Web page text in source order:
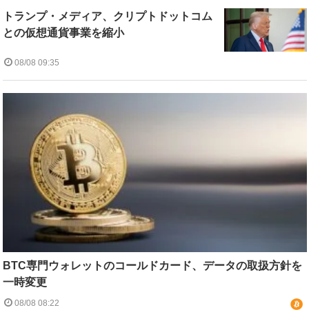
トランプ・メディア、クリプトドットコム
との仮想通貨事業を縮小
08/08 09:35
BTC専門ウォレットのコールドカード、データの取扱方針を
一時変更
08/08 08:22